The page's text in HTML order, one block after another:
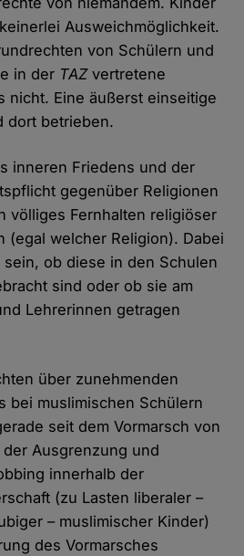
Ausweichmöglichkeit.
von Schülern und
in der TAZvertretene
nicht. Eine äußerst einseitige
dort betrieben.
inneren Friedens und der
gegenüber Religionen
völliges Fernhalten religiöser
(egal welcher Religion). Dabei
ob diese in den Schulen
sind oder ob sie am
Lehrerinnen getragen
über zunehmenden
bei muslimischen Schülern
seit dem Vormarsch von
Ausgrenzung und
innerhalb der
(zu Lasten liberaler –
– muslimischer Kinder)
des Vormarsches